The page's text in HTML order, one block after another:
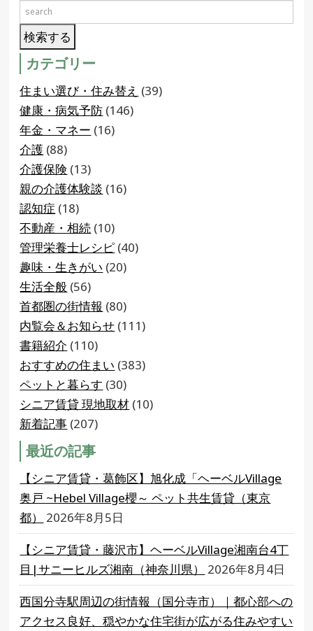
カテゴリー
住まい選び・住み替え (39)
健康・病気予防 (146)
年金・マネー (16)
介護 (88)
介護保険 (13)
親の介護体験談 (16)
認知症 (18)
不動産・相続 (10)
管理栄養士レシピ (40)
趣味・生きがい (20)
生活全般 (56)
首都圏の街情報 (80)
内覧会＆お知らせ (111)
書籍紹介 (110)
おすすめの住まい (383)
ペットと暮らす (30)
シニア賃貸 現地取材 (10)
新着記事 (207)
最近の記事
【シニア賃貸・葛飾区】旭化成「ヘーベルVillage
奥戸 ~Hebel Village櫻～ ペット共生賃貸（東京
都）
2026年8月5日
【シニア賃貸・藤沢市】ヘーベルVillage湘南台4丁
目|サニーヒルズ湘南（神奈川県）
2026年8月4日
西国分寺駅周辺の街情報（国分寺市）｜都心部への
アクセス良好、穏やかな住宅街が広がる住みやすい